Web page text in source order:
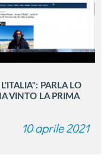
PARLA LO
VINTO LA PRIMA
10 aprile 2021